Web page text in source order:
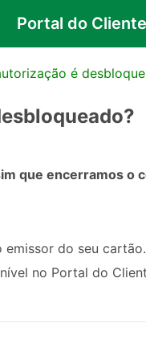
Portal do Cliente
é
que encerramos o
do seu
no Portal do